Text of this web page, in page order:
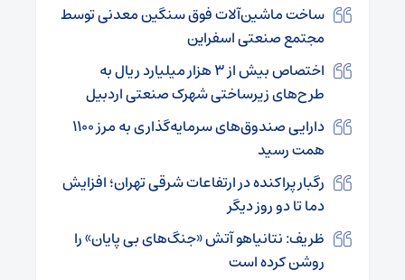
ساخت ماشین‌آلات فوق سنگین معدنی توسط
مجتمع صنعتی اسفراین
اختصاص بیش از ۳ هزار میلیارد ریال به
طرح‌های زیرساختی شهرک‌ صنعتی اردبیل
دارایی صندوق‌های سرمایه‌گذاری به مرز ۱۱۰۰
همت رسید
رگبار پراکنده در ارتفاعات شرقی تهران؛ افزایش
دما تا دو روز دیگر
ظریف: نتانیاهو آتش «جنگ‌های بی پایان» را
روشن کرده است